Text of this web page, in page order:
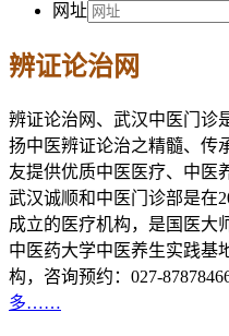
网址
辨证论治网
辨证论治网、武汉中医门诊
扬中医辨证论治之精髓、传
友提供优质中医医疗、中医
武汉诚顺和中医门诊部是在
成立的医疗机构，是国医大
中医药大学中医养生实践基
构，咨询预约：027-
多……